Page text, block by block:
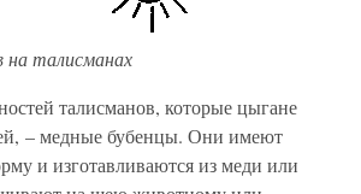
на талисманах
талисманов, которые цыгане
– медные бубенцы. Они имеют
и изготавливаются из меди или